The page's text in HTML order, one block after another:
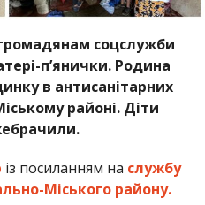
соцслужби
п’янички. Родина
в антисанітарних
районі. Діти
із посиланням на службу
Міського району.